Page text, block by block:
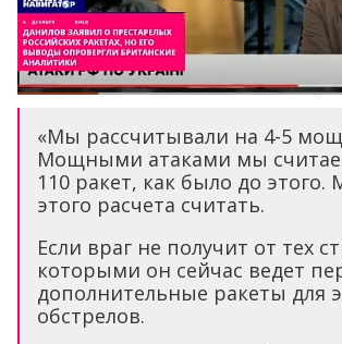
«Мы рассчитывали на 4-5
Мощными атаками мы
110 ракет, как было до этого.
этого расчета считать.
Если враг не получит от тех
которыми он сейчас ведет
дополнительные ракеты для
обстрелов.